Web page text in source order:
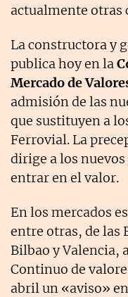
actualmente otras
La constructora y
publica hoy en la
Mercado de
admisión de las
que sustituyen a
Ferrovial. La
dirige a los
entrar en el valor.
En los mercados
entre otras, de las
Bilbao y Valencia,
Continuo de
abril un «aviso»